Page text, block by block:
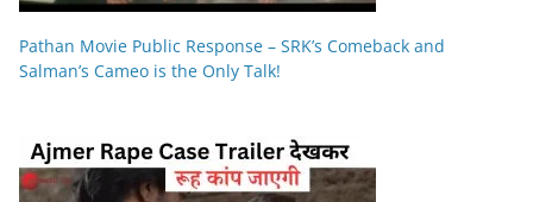
Pathan Movie Public Response – SRK’s Comeback and
Salman’s Cameo is the Only Talk!